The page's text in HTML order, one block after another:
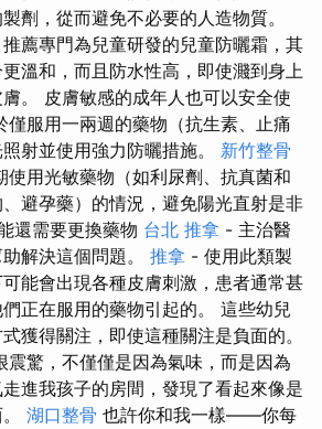
劑，從而避免不必要的人造物質。
薦專門為兒童研發的兒童防曬霜，其
溫和，而且防水性高，即使濺到身上
。 皮膚敏感的成年人也可以安全使
僅服用一兩週的藥物（抗生素、止痛
射並使用強力防曬措施。 新竹整骨
使用光敏藥物（如利尿劑、抗真菌和
避孕藥）的情況，避免陽光直射是非
還需要更換藥物 台北 推拿 - 主治醫
解決這個問題。 推拿 - 使用此類製
能會出現各種皮膚刺激，患者通常甚
正在服用的藥物引起的。 這些幼兒
獲得關注，即使這種關注是負面的。
震驚，不僅僅是因為氣味，而是因為
進我孩子的房間，發現了看起來像是
湖口整骨 也許你和我一樣——你每